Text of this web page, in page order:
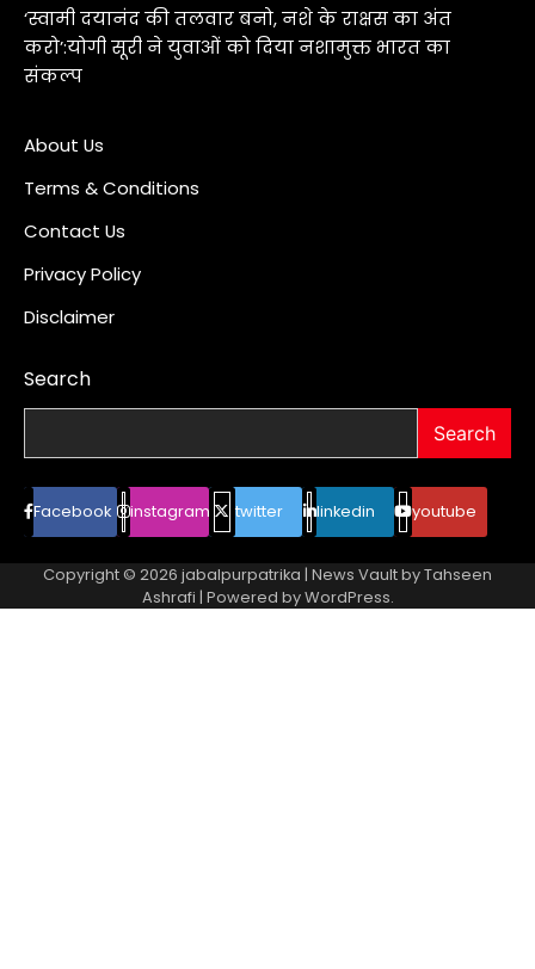
‘स्वामी दयानंद की तलवार बनो, नशे के राक्षस का अंत
करो’:योगी सूरी ने युवाओं को दिया नशामुक्त भारत का
संकल्प
About Us
Terms & Conditions
Contact Us
Privacy Policy
Disclaimer
Search
Search
Facebook instagram twitter linkedin youtube
Copyright © 2026 jabalpurpatrika | News Vault byTahseen
Ashrafi | Powered byWordPress.